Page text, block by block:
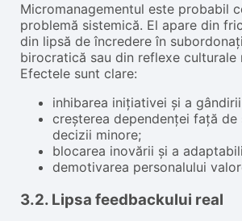
Micromanagementul este probabil
problemă sistemică. El apare din
din lipsă de încredere în
birocratică sau din reflexe culturale
Efectele sunt clare:
inhibarea inițiativei și a
creșterea dependenței față de
decizii minore;
blocarea inovării și a
demotivarea personalului
3.2. Lipsa feedbackului real